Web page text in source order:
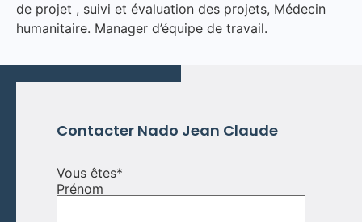
de projet , suivi et évaluation des projets, Médecin
humanitaire. Manager d’équipe de travail.
Contacter Nado Jean Claude
Vous êtes*
Prénom